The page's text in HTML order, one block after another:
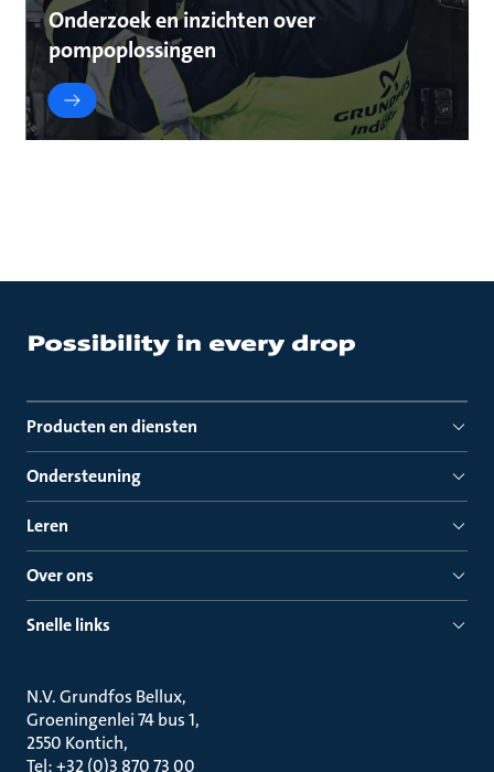
Onderzoek en inzichten over
pompoplossingen
Producten en diensten
Ondersteuning
Leren
Over ons
Snelle links
N.V. Grundfos Bellux
Groeningenlei 74 bus 1
2550 Kontich
Tel: +32 (0)3 870 73 00